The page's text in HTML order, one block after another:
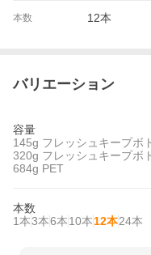
本数 12本
バリエーション
容量
145g フレッシュキープボ
320g フレッシュキープボ
684g PET
本数
1本3本6本10本12本24本